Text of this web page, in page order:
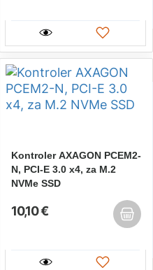
Kontroler AXAGON PCEM2-
N, PCI-E 3.0 x4, za M.2
NVMe SSD
10,10 €